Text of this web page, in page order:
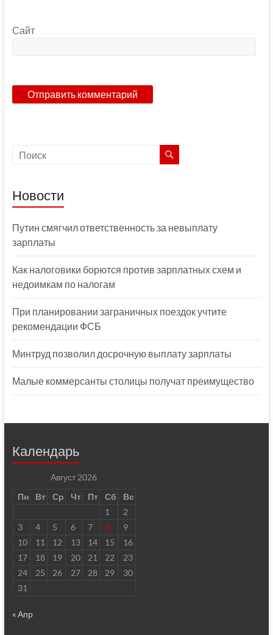
Сайт
Новости
Путин смягчил ответственность за невыплату
зарплаты
Как налоговики борются против зарплатных схем и
недоимкам по налогам
При планировании заграничных поездок учтите
рекомендации ФСБ
Минтруд позволил досрочную выплату зарплаты
Малые коммерсанты столицы получат преимущество
Календарь
Август 2026
Пн
Вт Ср Чт Пт Сб
Вс
1
2
3
4 5 6 7 8
9
10
11 12 13 14 15
16
17
18 19 20 21 22
23
24
25 26 27 28 29
30
31
« Апр